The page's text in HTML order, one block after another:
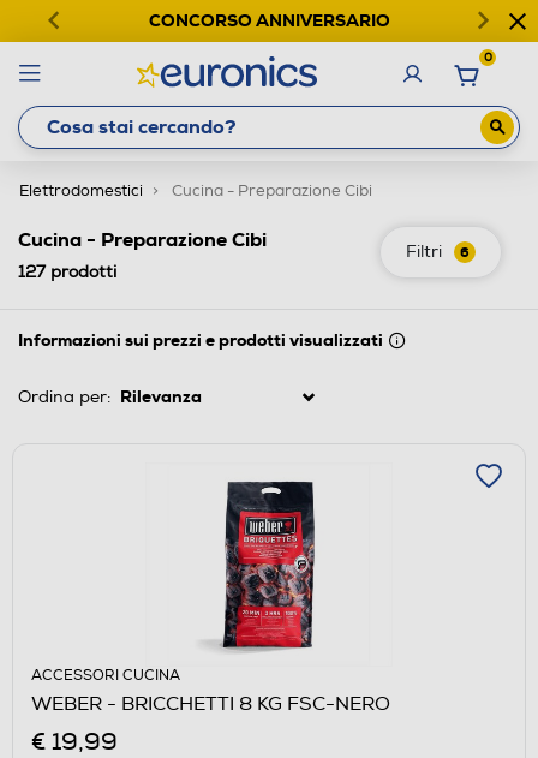
CONCORSO ANNIVERSARIO
0
Elettrodomestici Cucina - Preparazione Cibi
Filtri 6
Cucina - Preparazione Cibi
127prodotti
Informazioni sui prezzi e prodotti visualizzati
Ordina per:
ACCESSORI CUCINA
WEBER - BRICCHETTI 8 KG FSC-NERO
€ 19,99